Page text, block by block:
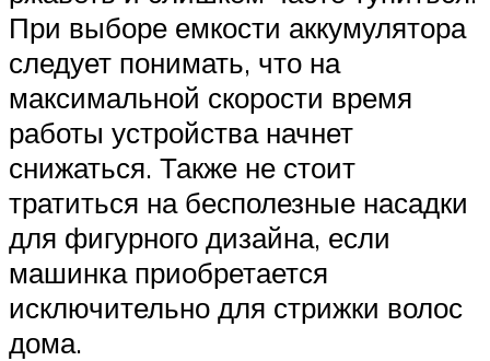
При выборе емкости аккумулятора
следует понимать, что на
максимальной скорости время
работы устройства начнет
снижаться. Также не стоит
тратиться на бесполезные насадки
для фигурного дизайна, если
машинка приобретается
исключительно для стрижки волос
дома.